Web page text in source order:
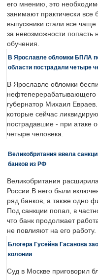
его мнению, это
занимают практически
выпускники стали все
за невозможности попасть
обучения.
В Ярославле обломки БПЛА
области пострадали четыре
В Ярославле обломки
губернатор Михаил
которые сейчас
пострадавшие - при атаке
четыре человека.
Великобритания ввела
банков из РФ
Великобритания
России.В него были
ряд банков, а также одно
Под санкции попал, в
что банк продолжает
не повлияют на его работу.
Блогера Гусейна Гасанова
колонии
Суд в Москве приговорил